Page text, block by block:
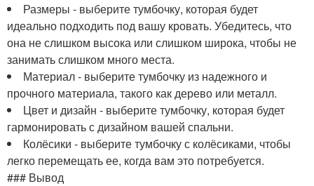
Размеры - выберите тумбочку, которая будет
идеально подходить под вашу кровать. Убедитесь, что
она не слишком высока или слишком широка, чтобы не
занимать слишком много места.
Материал - выберите тумбочку из надежного и
прочного материала, такого как дерево или металл.
Цвет и дизайн - выберите тумбочку, которая будет
гармонировать с дизайном вашей спальни.
Колёсики - выберите тумбочку с колёсиками, чтобы
легко перемещать ее, когда вам это потребуется.
### Вывод